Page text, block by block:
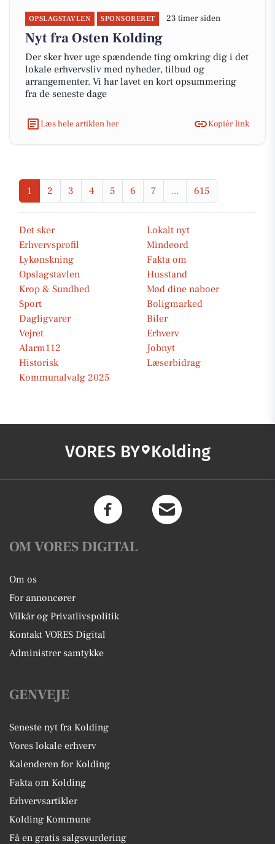
OPSLAGSTAVLEN SPONSORERET 23 timer siden
Nyt fra Osten Kolding
Der sker hver uge spændende ting omkring dig i det
lokale erhvervsliv med nyheder, tilbud og
arrangementer. Vi har lavet en kort opsummering
fra de seneste dage
Læs hele artiklen her Kopiér link
1 2 3 4 5 6 7 ... 615
Det sker
Lokalt nyt
Erhvervsprofil
Mindeord
Lykønskning
Fakta om
Opslagstavlen
Husstand
Krop & Sundhed
Mød dine naboer
Sport
Boligmarked
Dagligvarer
Biler
Vejret
Erhverv
Alarm112
Jobnyt
Historisk
Læserbidrag
Kommunalvalg 2025
VORES BY Kolding
OM VORES DIGITAL
Om os
For annoncører
Vilkår og Privatlivspolitik
Kontakt VORES Digital
Administrer samtykke
GENVEJE
Seneste nyt fra Kolding
Vores lokale erhverv
Kalenderen for Kolding
Fakta om Kolding
Erhvervsartikler
Kolding Kommune
Få en gratis salgsvurdering